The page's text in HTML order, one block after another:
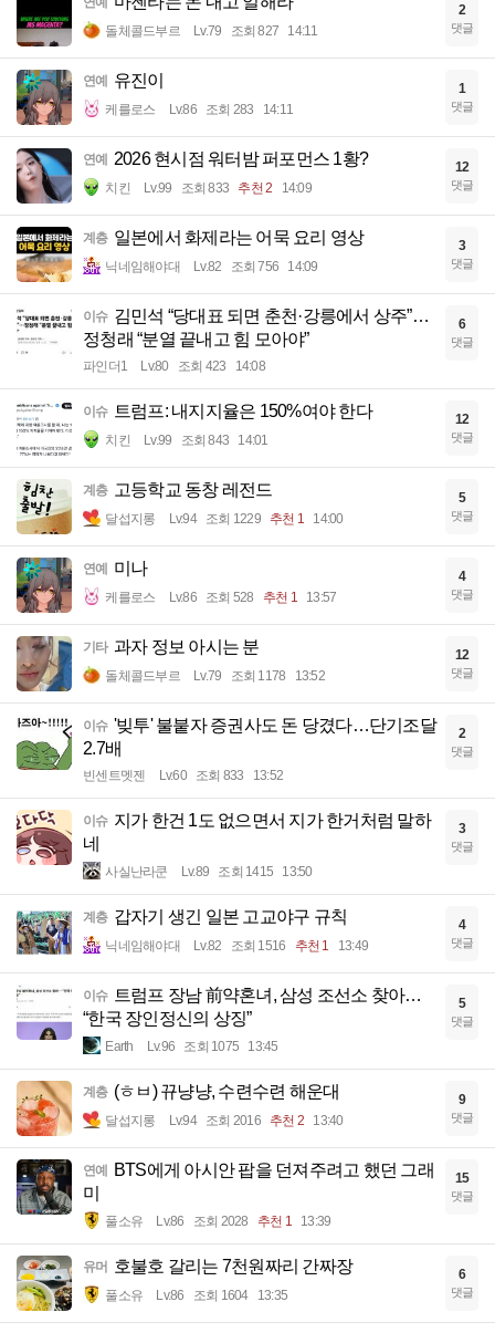
돌체콜드부르 Lv.79 조회 827 14:11
2
댓글
연예 유진이
케를로스 Lv.86 조회 283 14:11
1
댓글
연예 2026 현시점 워터밤 퍼포먼스 1황?
치킨 Lv.99 조회 833 추천 2 14:09
12
댓글
계층 일본에서 화제라는 어묵 요리 영상
닉네임해야대 Lv.82 조회 756 14:09
3
댓글
이슈 김민석 “당대표 되면 춘천·강릉에서 상주”…
정청래 “분열 끝내고 힘 모아야”
파인더1 Lv.80 조회 423 14:08
6
댓글
이슈 트럼프: 내지지율은 150%여야 한다
치킨 Lv.99 조회 843 14:01
12
댓글
계층 고등학교 동창 레전드
달섭지롱 Lv.94 조회 1229 추천 1 14:00
5
댓글
연예 미나
케를로스 Lv.86 조회 528 추천 1 13:57
4
댓글
기타 과자 정보 아시는 분
돌체콜드부르 Lv.79 조회 1178 13:52
12
댓글
이슈 '빚투' 불붙자 증권사도 돈 당겼다…단기조달
2.7배
빈센트멧젠 Lv.60 조회 833 13:52
2
댓글
이슈 지가 한건 1도 없으면서 지가 한거처럼 말하
네
사실난라쿤 Lv.89 조회 1415 13:50
3
댓글
계층 갑자기 생긴 일본 고교야구 규칙
닉네임해야대 Lv.82 조회 1516 추천 1 13:49
4
댓글
이슈
트럼프 장남 前약혼녀, 삼성 조선소 찾아…
“한국 장인정신의 상징”
Earth Lv.96 조회 1075 13:45
5
댓글
계층 (ㅎㅂ) 뀨냥냥, 수련수련 해운대
달섭지롱 Lv.94 조회 2016 추천 2 13:40
9
댓글
연예 BTS에게 아시안 팝을 던져주려고 했던 그래
미
풀소유 Lv.86 조회 2028 추천 1 13:39
15
댓글
유머 호불호 갈리는 7천원짜리 간짜장
풀소유 Lv.86 조회 1604 13:35
6
댓글